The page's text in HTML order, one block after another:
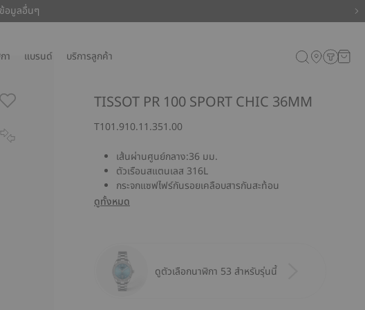
อมูลอื่นๆ
อมูลอื่นๆ
า แบรนด์ บริการลูกค้า
TISSOT PR 100 SPORT CHIC 36MM
T101.910.11.351.00
เส้นผ่านศูนย์กลาง:36 มม.
ตัวเรือนสแตนเลส 316L
กระจกแซฟไฟร์กันรอยเคลือบสารกันสะท้อน
ดูทั้งหมด
ดูตัวเลือกนาฬิกา 53 สำหรับรุ่นนี้